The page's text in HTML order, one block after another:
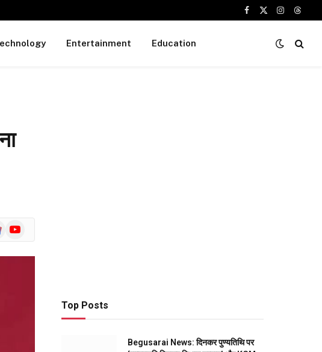
Facebook
X
Instagram
Entertainment Education
YouTube
Top Posts
Begusarai News: दिनकर पुण्यतिथि पर